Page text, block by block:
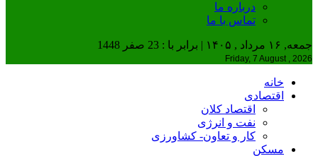
درباره ما
تماس با ما
جمعه, ۱۶ مرداد , ۱۴۰۵ | برابر با : 23 صفر 1448
Friday, 7 August , 2026
خانه
اقتصادی
اقتصاد کلان
نفت و انرژی
کار و تعاون- کشاورزی
مسکن